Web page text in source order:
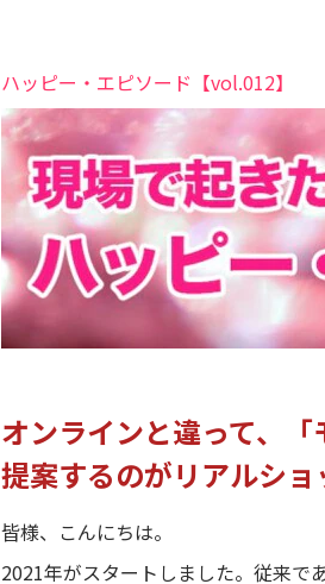
ハッピー・エピソード【vol.012】
オンラインと違って、
提案するのがリアルシ
皆様、こんにちは。
2021年がスタートしました。従来で